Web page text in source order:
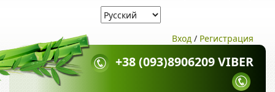
Вход / Регистрация
+38 (093)8906209 VIBER